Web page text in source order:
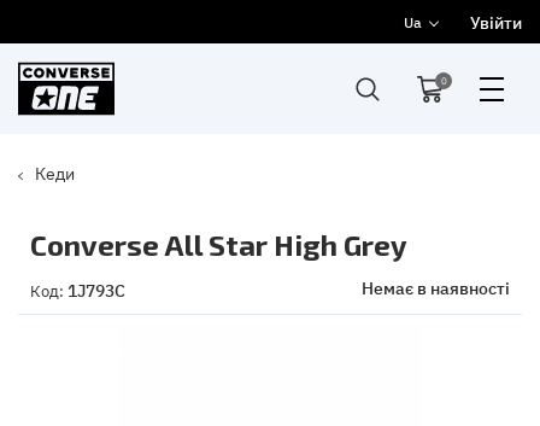
Ua Увійти
0
Кеди
Converse All Star High Grey
Код: 1J793C Немає в наявності